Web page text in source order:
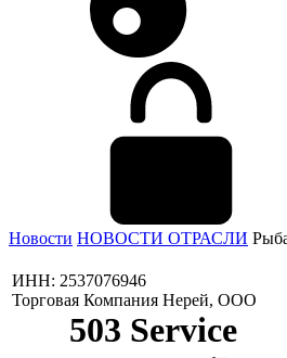
Новости НОВОСТИ ОТРАСЛИ
ИНН: 2537076946
Торговая Компания Нерей, ООО